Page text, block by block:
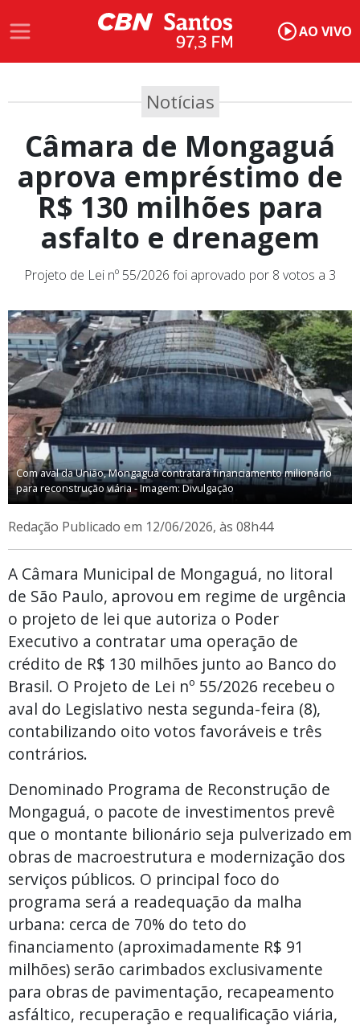
AO VIVO
Notícias
Câmara de Mongaguá
aprova empréstimo de
R$ 130 milhões para
asfalto e drenagem
Projeto de Lei nº 55/2026 foi aprovado por 8 votos a 3
Com aval da União, Mongaguá contratará financiamento milionário
para reconstrução viária - Imagem: Divulgação
Redação Publicado em 12/06/2026, às 08h44
A Câmara Municipal de Mongaguá, no litoral
de São Paulo, aprovou em regime de urgência
o projeto de lei que autoriza o Poder
Executivo a contratar uma operação de
crédito de R$ 130 milhões junto ao Banco do
Brasil. O Projeto de Lei nº 55/2026 recebeu o
aval do Legislativo nesta segunda-feira (8),
contabilizando oito votos favoráveis e três
contrários.
Denominado Programa de Reconstrução de
Mongaguá, o pacote de investimentos prevê
que o montante bilionário seja pulverizado em
obras de macroestrutura e modernização dos
serviços públicos. O principal foco do
programa será a readequação da malha
urbana: cerca de 70% do teto do
financiamento (aproximadamente R$ 91
milhões) serão carimbados exclusivamente
para obras de pavimentação, recapeamento
asfáltico, recuperação e requalificação viária,